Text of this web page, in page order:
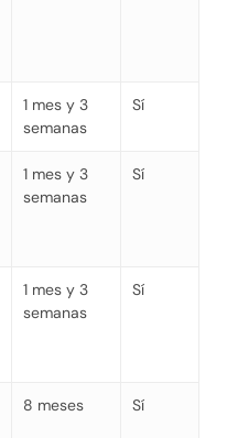
1 mes y 3
semanas
Sí
1 mes y 3
semanas
Sí
1 mes y 3
semanas
Sí
8 meses Sí